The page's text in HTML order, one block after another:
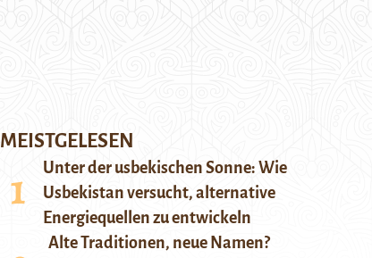
MEISTGELESEN
Unter der usbekischen Sonne: Wie
Usbekistan versucht, alternative
Energiequellen zu entwickeln
Alte Traditionen, neue Namen?